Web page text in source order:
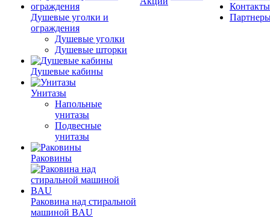
Душевые уголки и
ограждения
Душевые уголки
Душевые шторки
Душевые кабины
Унитазы
Напольные
унитазы
Подвесные
унитазы
Раковины
Раковина над стиральной
машиной BAU
Контакты